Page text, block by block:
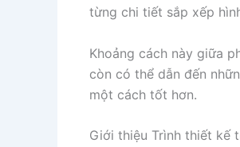
từng chi tiết sắp xếp
Khoảng cách này giữa
còn có thể dẫn đến
một cách tốt hơn.
Giới thiệu Trình thiết kế